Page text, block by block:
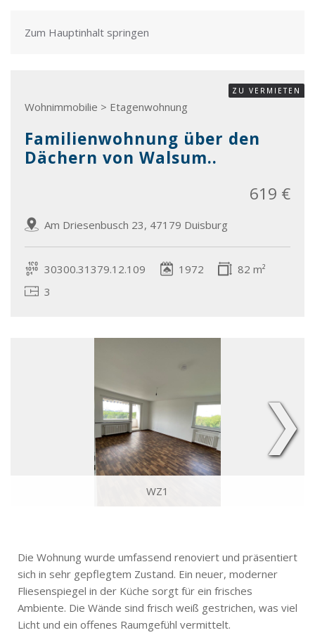
Zum Hauptinhalt springen
Wohnimmobilie > Etagenwohnung
ZU VERMIETEN
Familienwohnung über den
Dächern von Walsum..
Am Driesenbusch 23, 47179 Duisburg
619 €
30300.31379.12.109 1972
82 m²
3
WZ1
❯
Die Wohnung wurde umfassend renoviert und präsentiert
sich in sehr gepflegtem Zustand. Ein neuer, moderner
Fliesenspiegel in der Küche sorgt für ein frisches
Ambiente. Die Wände sind frisch weiß gestrichen, was viel
Licht und ein offenes Raumgefühl vermittelt.